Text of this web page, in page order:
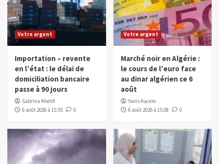
Votre argent
Importation – revente
en l’état : le délai de
domiciliation bancaire
passe à 90 jours
Sabrina Khelifi
6 août 2026 à 15:55
0
Votre argent
Marché noir en Algérie :
le cours de l’euro face
au dinar algérien ce 6
août
Yanis Kacem
6 août 2026 à 15:08
0